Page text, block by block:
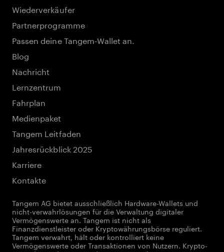
Wiederverkäufer
Partnerprogramme
Passen deine Tangem-Wallet an.
Blog
Nachricht
Lernzentrum
Fahrplan
Medienpaket
Tangem Leitfaden
Jahresrückblick 2025
Karriere
Kontakte
Tangem AG bietet ausschließlich Hardware-Wallets und
nicht-verwahrlösungen für die Verwaltung digitaler
Vermögenswerte an. Tangem ist nicht als
Finanzdienstleister oder Kryptowährungsbörse reguliert.
Tangem verwahrt, hält oder kontrolliert keine
Vermögenswerte oder Transaktionen von Nutzern. Krypto-